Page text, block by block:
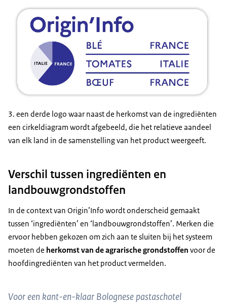
3. een derde logo waar naast de herkomst van de ingrediënten
een cirkeldiagram wordt afgebeeld, die het relatieve aandeel
van elk land in de samenstelling van het product weergeeft.
Verschil tussen ingrediënten en
landbouwgrondstoffen
In de context van Origin’Info wordt onderscheid gemaakt
tussen ‘ingrediënten’ en ‘landbouwgrondstoffen’. Merken die
ervoor hebben gekozen om zich aan te sluiten bij het systeem
moeten de herkomst van de agrarische grondstoffen voor de
hoofdingrediënten van het product vermelden.
Voor een kant-en-klaar Bolognese pastaschotel